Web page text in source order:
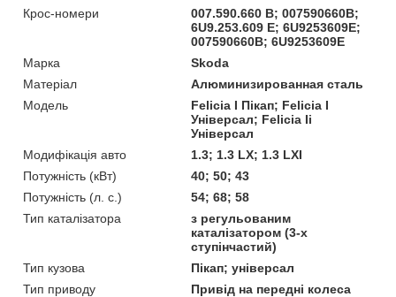
Крос-номери
007.590.660 B; 007590660B;
6U9.253.609 E; 6U9253609E;
007590660B; 6U9253609E
Марка
Skoda
Матеріал
Алюминизированная сталь
Мoдель
Felicia I Пікап; Felicia I
Універсал; Felicia Ii
Універсал
Модифікація авто
1.3; 1.3 LX; 1.3 LXI
Потужність (кВт)
40; 50; 43
Потужність (л. с.)
54; 68; 58
Тип каталізатора
з регульованим
каталізатором (3-х
ступінчастий)
Тип кузова
Пікап; універсал
Тип приводу
Привід на передні колеса